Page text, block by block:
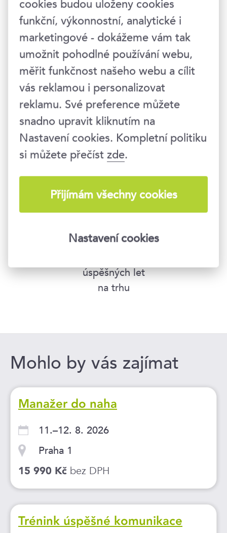
6117
spokojených účastníků
každý rok
1432
24
úspěšných let
na trhu
Mohlo by vás zajímat
Manažer do naha
11.–12. 8. 2026
Praha 1
15 990 Kč bez DPH
Trénink úspěšné komunikace
cookies budou uloženy cookies
funkční, výkonnostní, analytické i
marketingové - dokážeme vám tak
umožnit pohodlné používání webu,
měřit funkčnost našeho webu a cílit
vás reklamou i personalizovat
reklamu. Své preference můžete
snadno upravit kliknutím na
Nastavení cookies. Kompletní politiku
si můžete přečístzde.
Přijímám všechny cookies
Nastavení cookies